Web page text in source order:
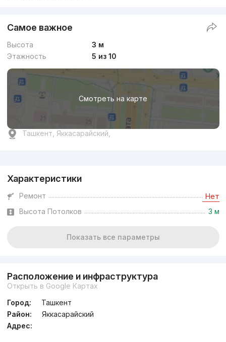
Самое важное
Высота
3 м
Этажность
5 из 10
Смотреть на карте
Ташкент, Яккасарайский,
Характеристики
Ремонт Нет
Высота Потолков 3 м
Показать все параметры
Расположение и инфраструктура
Открыть в Google Картах
Город:
Ташкент
Район:
Яккасарайский
Адрес: